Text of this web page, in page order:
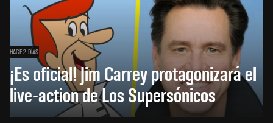
HACE 2 DÍAS
¡Es oficial! Jim Carrey protagonizará el
live-action de Los Supersónicos